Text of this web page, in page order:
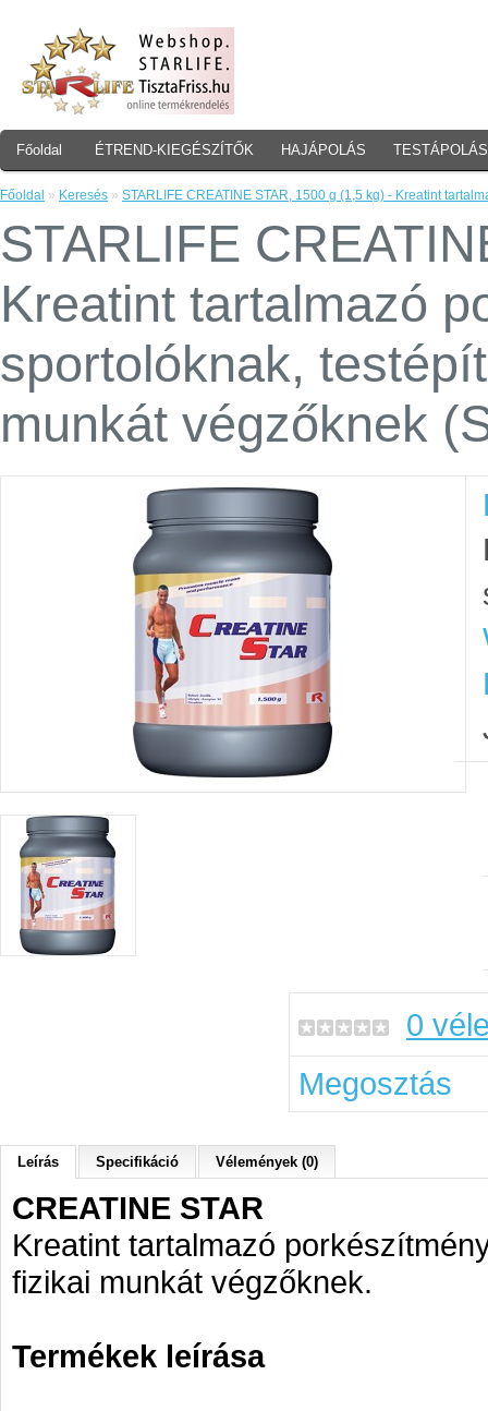
Főoldal ÉTREND-KIEGÉSZÍTŐK HAJÁPOLÁS TESTÁPOLÁS
Főoldal » Keresés » STARLIFE CREATINE STAR, 1500 g (1,5 kg) - Kreatint
STARLIFE
Kreatint tartalmazó
sportolóknak,
munkát végzőknek
0
Megosztás
Leírás Specifikáció Vélemények (0)
CREATINE STAR
Kreatint tartalmazó
fizikai munkát végzőknek.
Termékek leírása